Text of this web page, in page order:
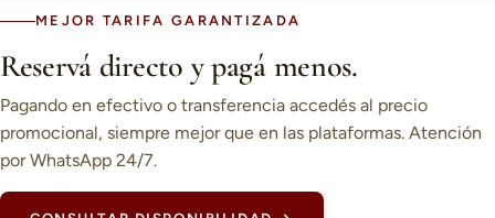
MEJOR TARIFA GARANTIZADA
Reservá directo y pagá menos.
Pagando en efectivo o transferencia accedés al precio
promocional, siempre mejor que en las plataformas. Atención
por WhatsApp 24/7.